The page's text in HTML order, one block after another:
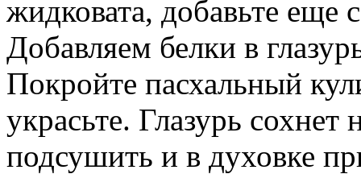
жидковата, добавьте еще
Добавляем белки в
Покройте пасхальный
украсьте. Глазурь
подсушить и в духовке